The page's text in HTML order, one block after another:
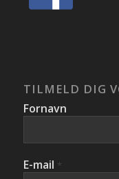
TILMELD DIG
Fornavn
E-mail *